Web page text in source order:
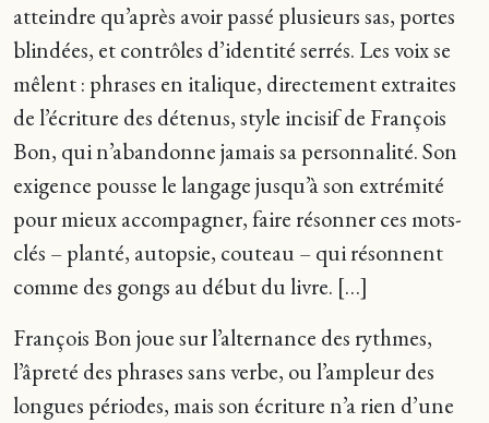
atteindre qu’après avoir passé plusieurs sas, portes
blindées, et contrôles d’identité serrés. Les voix se
mêlent : phrases en italique, directement extraites
de l’écriture des détenus, style incisif de François
Bon, qui n’abandonne jamais sa personnalité. Son
exigence pousse le langage jusqu’à son extrémité
pour mieux accompagner, faire résonner ces mots-
clés – planté, autopsie, couteau – qui résonnent
comme des gongs au début du livre. […]
François Bon joue sur l’alternance des rythmes,
l’âpreté des phrases sans verbe, ou l’ampleur des
longues périodes, mais son écriture n’a rien d’une